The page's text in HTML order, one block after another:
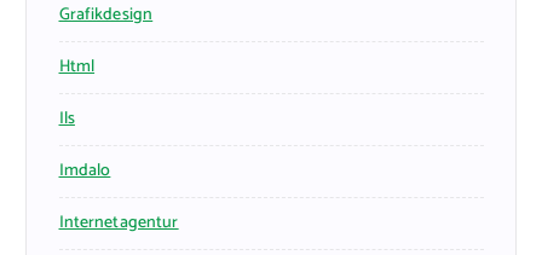
Grafikdesign
Html
Ils
Imdalo
Internetagentur